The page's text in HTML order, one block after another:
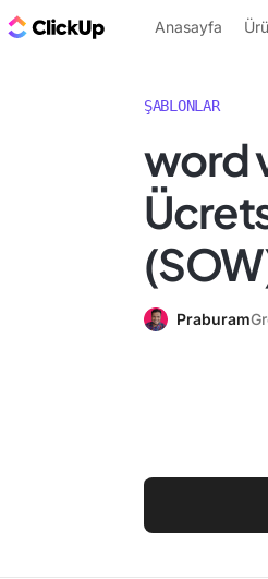
ClickUp Blog
Anasayfa
ŞABLONLAR
word
Praburam